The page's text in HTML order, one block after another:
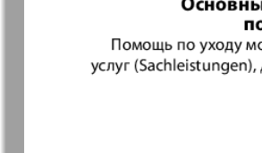
Le Voyageur